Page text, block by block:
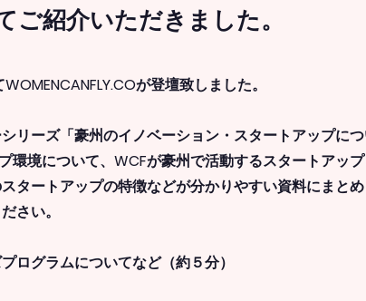
ご紹介いただきました。
が登壇致しました。
シリーズ「豪州のイノベーション・スタートアップに
環境について、WCFが豪州で活動するスタートアッ
タートアップの特徴などが分かりやすい資料にまと
さい。
ログラムについてなど（約５分）